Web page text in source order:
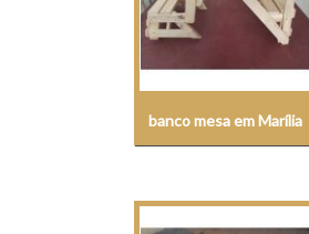
banco mesa em Marília